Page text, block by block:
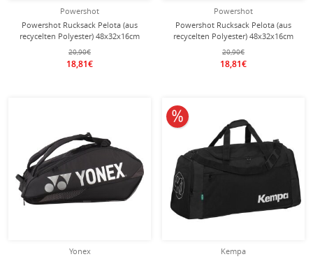
Powershot
Powershot Rucksack Pelota (aus
recycelten Polyester) 48x32x16cm
-25 Liter- schwarz/rot
20,90€
18,81€
Powershot
Powershot Rucksack Pelota (aus
recycelten Polyester) 48x32x16cm
-25 Liter- schwarz/blau
20,90€
18,81€
Yonex
Kempa
10% reduziert